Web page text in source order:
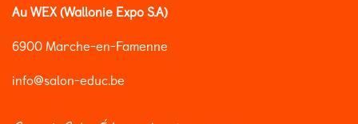
Au WEX (Wallonie Expo S.A)
6900 Marche-en-Famenne
info@salon-educ.be